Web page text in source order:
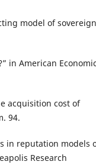
model of sovereign
in American Economic
acquisition cost of
94.
in reputation models
Research